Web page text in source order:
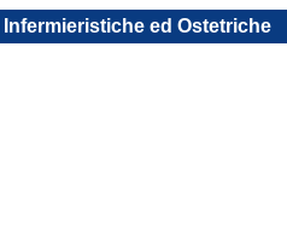
ed Ostetriche